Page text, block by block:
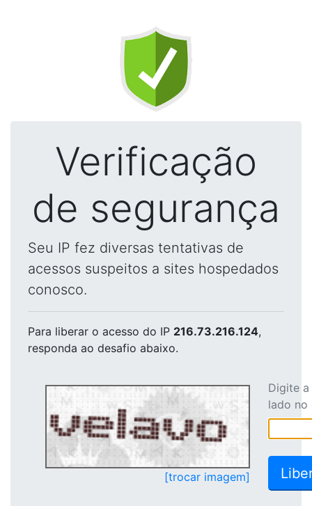
Verificação
de segurança
Seu IP fez diversas tentativas de
acessos suspeitos a sites hospedados
conosco.
Para liberar o acesso do IP 216.73.216.124,
responda ao desafio abaixo.
[trocar imagem]
Digite
lado no